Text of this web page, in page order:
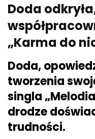
Doda
„Karma do
Doda,
tworzenia
singla
drodze
trudności.